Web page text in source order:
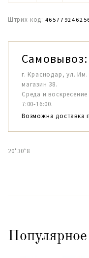
Штрих-код:
Самовывоз:
г. Краснодар, ул.
магазин 38.
Среда и
7:00-16:00.
Возможна доставка
20*30*8
Популярное